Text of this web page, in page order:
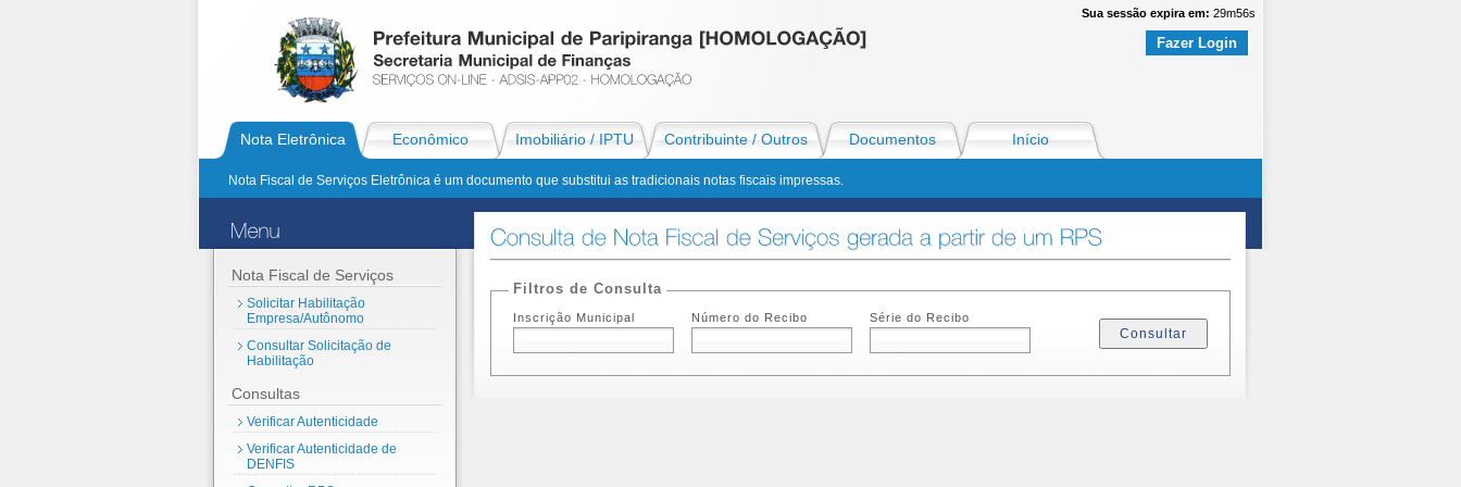
Sua sessão expira em: 29m56s
Fazer Login
Nota Eletrônica
Nota Fiscal de Serviços Eletrônica é um documento que substitui as tradicionais notas fiscais impressas.
Econômico Imobiliário / IPTU Contribuinte / Outros Documentos Início
Filtros de Consulta
Inscrição Municipal Número do Recibo Série do Recibo
Nota Fiscal de Serviços
Solicitar Habilitação
Empresa/Autônomo
Consultar Solicitação de
Habilitação
Consultas
Verificar Autenticidade
Verificar Autenticidade de
DENFIS